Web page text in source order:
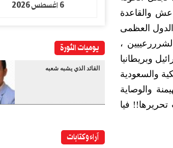
والقاعدة
العظمى
،
وبريطانيا
والسعودية
والوصاية
فيا
6 اغسطس 2026
يوميات الثورة
القائد الذي يشبه شعبه
آراء وكتابات